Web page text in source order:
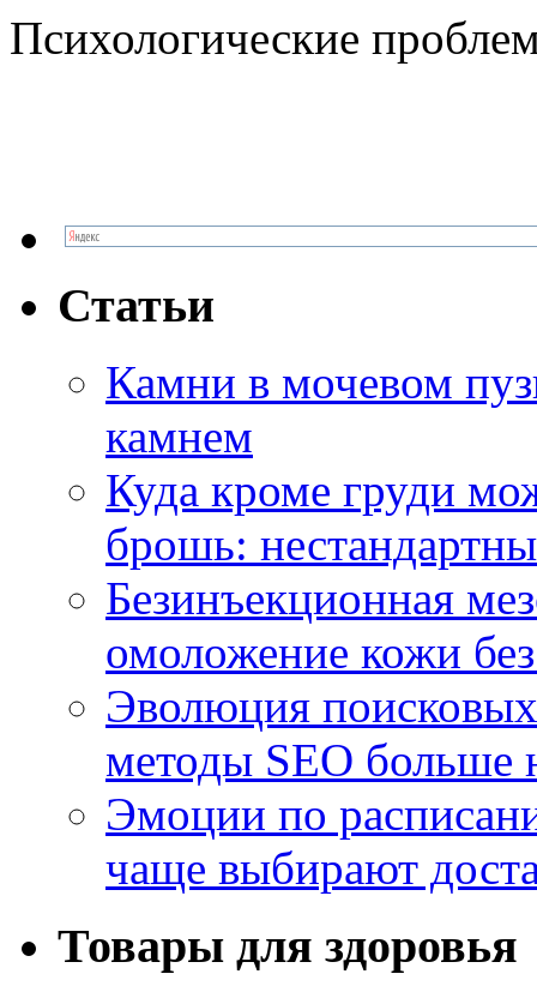
Психологические
Статьи
Камни в мочевом
камнем
Куда кроме груди
брошь:
Безинъекционная
омоложение кожи
Эволюция
методы SEO больше
Эмоции по
чаще выбирают
Товары для здоровья